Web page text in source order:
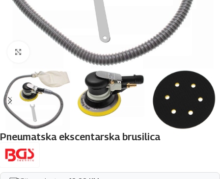
Povećaj sliku
Pneumatska ekscentarska brusilica